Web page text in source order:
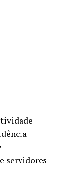
servidores